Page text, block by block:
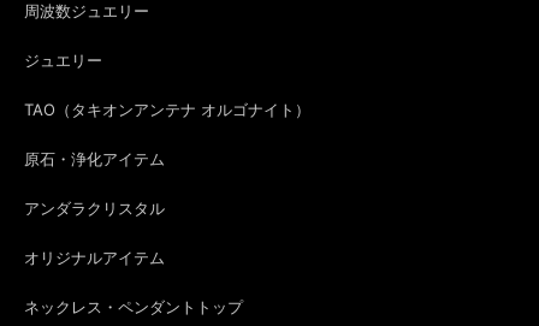
周波数ジュエリー
ジュエリー
TAO（タキオンアンテナ オルゴナイト）
原石・浄化アイテム
アンダラクリスタル
オリジナルアイテム
ネックレス・ペンダントトップ